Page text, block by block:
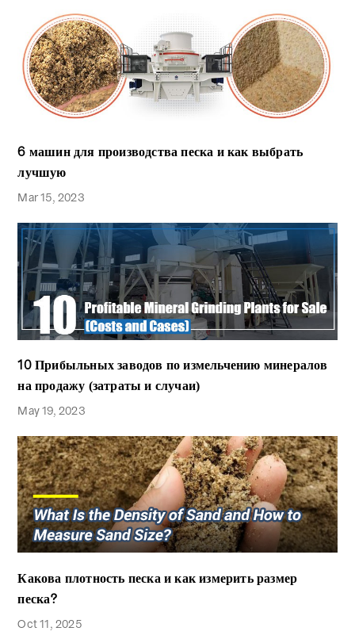
6 машин для производства песка и как выбрать
лучшую
Mar 15, 2023
10 Прибыльных заводов по измельчению минералов
на продажу (затраты и случаи)
May 19, 2023
Какова плотность песка и как измерить размер
песка?
Oct 11, 2025